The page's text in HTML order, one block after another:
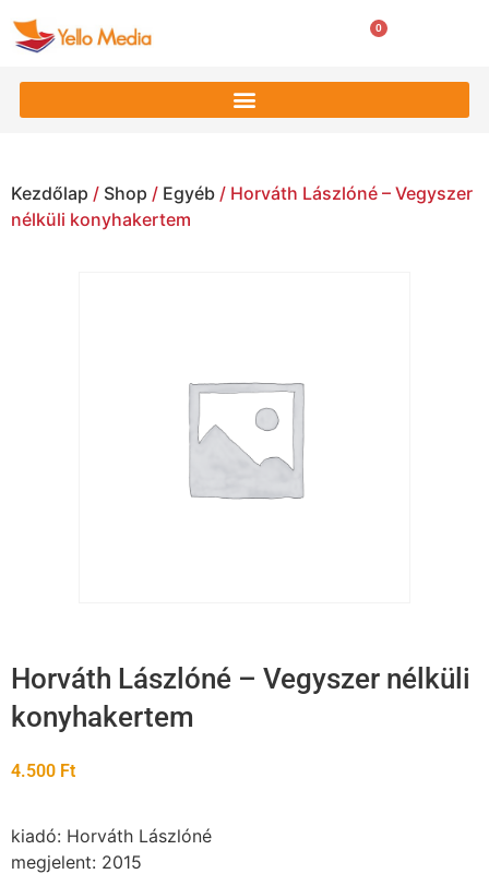
0
Kezdőlap / Shop / Egyéb / Horváth Lászlóné – Vegyszer
nélküli konyhakertem
Horváth Lászlóné – Vegyszer nélküli
konyhakertem
4.500 Ft
kiadó: Horváth Lászlóné
megjelent: 2015